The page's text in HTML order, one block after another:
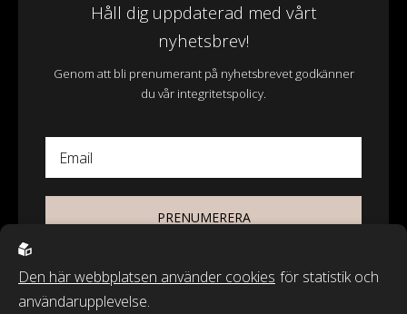
Håll dig uppdaterad med vårt
nyhetsbrev!
Genom att bli prenumerant på nyhetsbrevet godkänner
du vår integritetspolicy.
Email
PRENUMERERA
Den här webbplatsen använder cookies för statistik och
användarupplevelse.